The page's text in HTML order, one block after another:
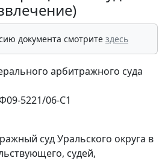
документа смотрите здесь
арбитражного суда
5221/06-С1
суд Уральского округа в
судей,